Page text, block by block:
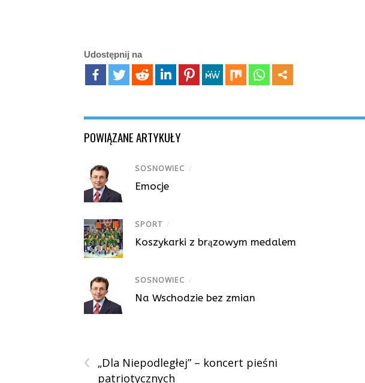
Udostępnij na
POWIĄZANE ARTYKUŁY
SOSNOWIEC /
Emocje
SPORT /
Koszykarki z brązowym medalem
SOSNOWIEC /
Na Wschodzie bez zmian
‹
„Dla Niepodległej” – koncert pieśni
patriotycznych